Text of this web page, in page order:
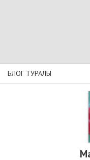
БЛОГ ТУРАЛЫ